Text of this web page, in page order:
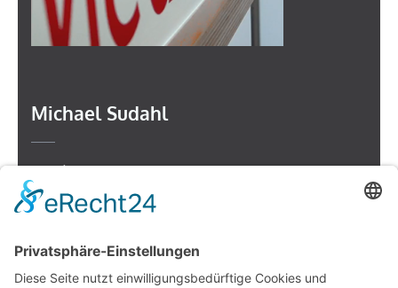
Michael Sudahl
Beethovenstr. 4
73614 Schorndorf
Telefon: 07181 477 9998